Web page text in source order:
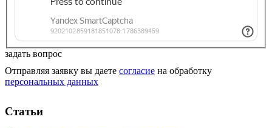
задать вопрос
Отправляя заявку вы даете согласие на обработку
персональных данных
Статьи